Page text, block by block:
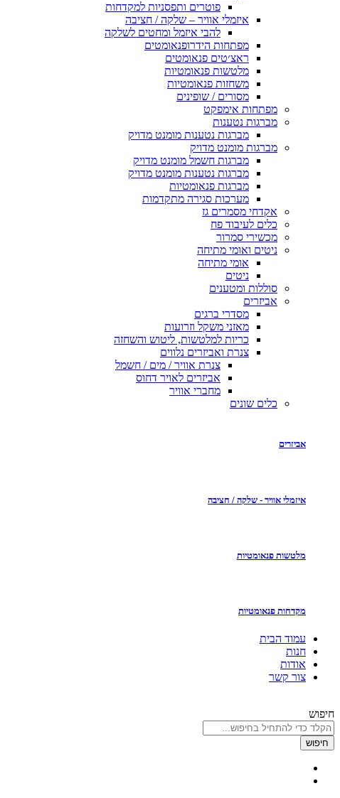
פוטרים ותפסניות למקדחות
איזמלי אוויר – שלקה / חציבה
להבי איזמל ומחטים לשלקה
מפתחות הידרופנאומטים
ראצ׳טים פנאומטים
מלטשות פנאומטיות
משחזות פנאומטיות
מסורים / שופינים
מפתחות אימפקט
מברגות נטענות
מברגות נטענות מומנט מדויק
מברגות מומנט מדויק
מברגות חשמל מומנט מדויק
מברגות נטענות מומנט מדויק
מברגות פנאומטיות
מערכות סגירה מתקדמות
אקדחי מסמרים גז
כלים לעיבוד פח
מכשירי סמרור
ניטים ואומי מתיחה
אומי מתיחה
ניטים
סוללות ומטענים
אביזרים
מסדרי ברגים
מאזני משקל וזרועות
כריות למלטשות, ליטוש והשחזה
צנרת ואביזרים נלווים
צנרת אוויר / מים / חשמל
אביזרים לאויר דחוס
מחברי אוויר
כלים שונים
אביזרים
איזמלי אוויר - שלקה / חציבה
מלטשות פנאומטיות
מקדחות פנאומטיות
עמוד הבית
חנות
אודות
צור קשר
חיפוש
חיפוש